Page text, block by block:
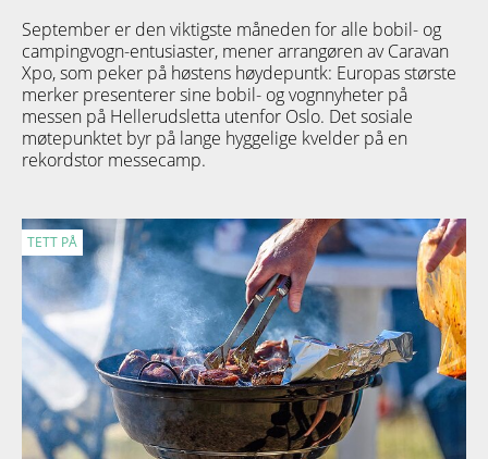
September er den viktigste måneden for alle bobil- og
campingvogn-entusiaster, mener arrangøren av Caravan
Xpo, som peker på høstens høydepuntk: Europas største
merker presenterer sine bobil- og vognnyheter på
messen på Hellerudsletta utenfor Oslo. Det sosiale
møtepunktet byr på lange hyggelige kvelder på en
rekordstor messecamp.
TETT PÅ